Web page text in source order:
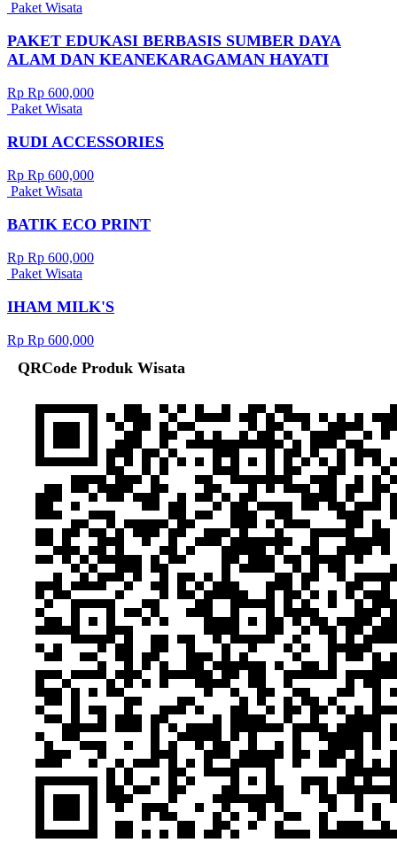
Paket Wisata
PAKET EDUKASI BERBASIS SUMBER DAYA
ALAM DAN KEANEKARAGAMAN HAYATI
Rp Rp 600,000
Paket Wisata
RUDI ACCESSORIES
Rp Rp 600,000
Paket Wisata
BATIK ECO PRINT
Rp Rp 600,000
Paket Wisata
IHAM MILK'S
Rp Rp 600,000
QRCode Produk Wisata